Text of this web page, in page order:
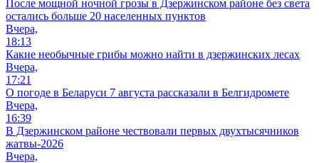
После мощной ночной грозы в Дзержинском районе без света
остались больше 20 населенных пунктов
Вчера,
18:13
Какие необычные грибы можно найти в дзержинских лесах
Вчера,
17:21
О погоде в Беларуси 7 августа рассказали в Белгидромете
Вчера,
16:39
В Дзержинском районе чествовали первых двухтысячников
жатвы-2026
Вчера,